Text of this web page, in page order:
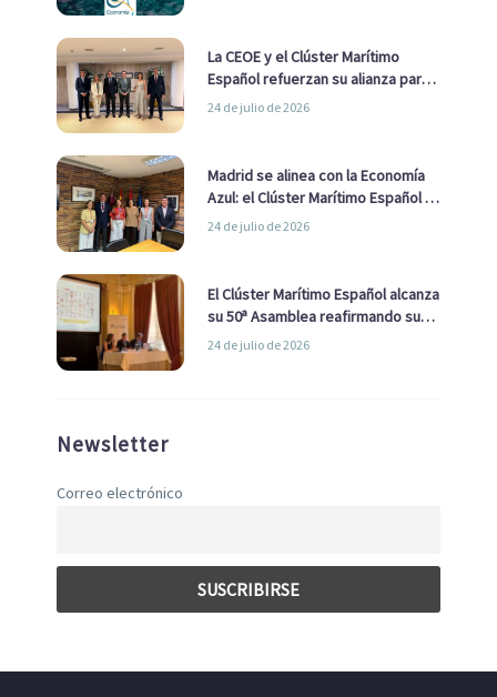
La CEOE y el Clúster Marítimo
Español refuerzan su alianza para
impulsar una estrategia Nacional
24 de julio de 2026
Madrid se alinea con la Economía
Azul: el Clúster Marítimo Español y
la Real Liga Naval avanzan alianzas
24 de julio de 2026
El Clúster Marítimo Español alcanza
su 50ª Asamblea reafirmando su
liderazgo en la Economía Azul
24 de julio de 2026
Newsletter
Correo electrónico